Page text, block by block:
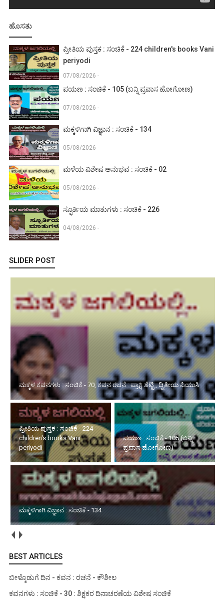
ಹೊಸತು
ಪ್ರೀತಿಯ ಪುಸ್ತಕ : ಸಂಚಿಕೆ - 224 children's books Vani
periyodi
07/08/2026 -
ಪಯಣ : ಸಂಚಿಕೆ - 105 (ಬನ್ನಿ ಪ್ರವಾಸ ಹೋಗೋಣ)
07/08/2026 -
ಮಕ್ಕಳಿಗಾಗಿ ವಿಜ್ಞಾನ : ಸಂಚಿಕೆ - 134
05/08/2026 -
ಮಳೆಯ ವಿಶೇಷ ಅನುಭವ : ಸಂಚಿಕೆ - 02
05/08/2026 -
ಸ್ಫೂರ್ತಿಯ ಮಾತುಗಳು : ಸಂಚಿಕೆ - 226
04/08/2026 -
SLIDER POST
ಪ್ರೀತಿಯ ಪುಸ್ತಕ : ಸಂಚಿಕೆ - 224
children's books Vani periyodi
ಪಯಣ : ಸಂಚಿಕೆ - 105 (ಬನ್ನಿ
ಪ್ರವಾಸ ಹೋಗೋಣ)
ಮಕ್ಕಳಿಗಾಗಿ ವಿಜ್ಞಾನ : ಸಂಚಿಕೆ - 134
ಮಳೆಯ ವಿಶೇಷ ಅನುಭವ : ಸಂಚಿಕೆ - 02
BEST ARTICLES
ಬೀಳ್ಕೊಡುಗೆ ದಿನ - ಕವನ : ರಚನೆ - ಕೌಶೀಲ
ಕವನಗಳು : ಸಂಚಿಕೆ - 30 : ಶಿಕ್ಷಕರ ದಿನಾಚರಣೆಯ ವಿಶೇಷ ಸಂಚಿಕೆ